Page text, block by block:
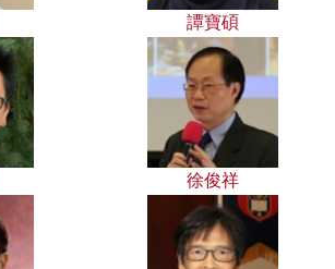
譚寶碩
徐俊祥